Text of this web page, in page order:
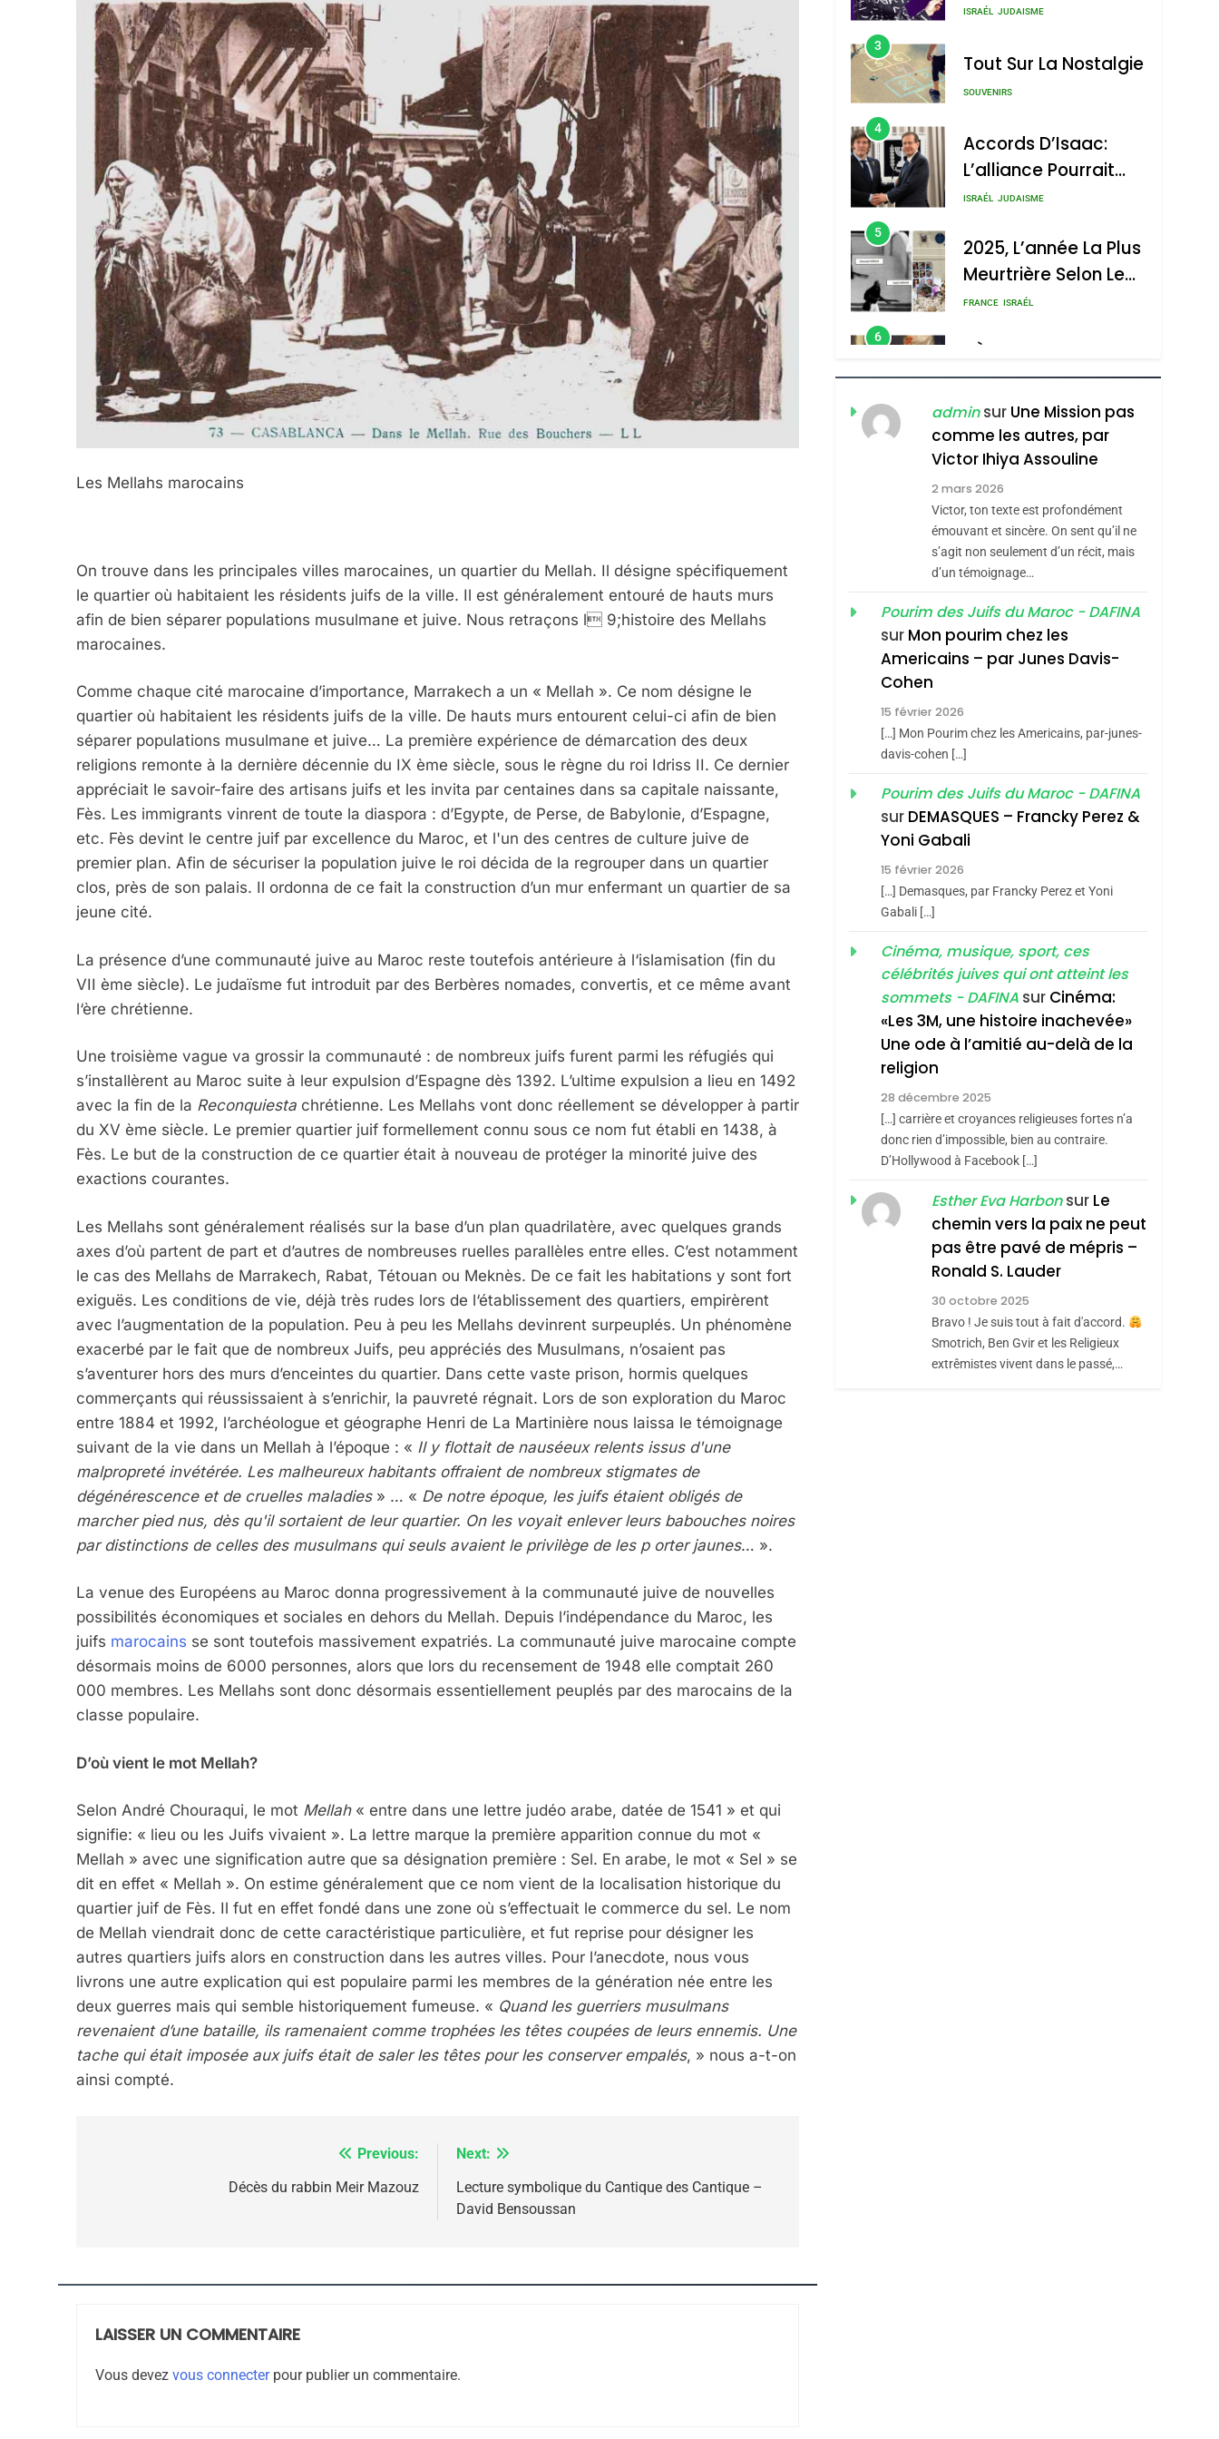
Les Mellahs marocains
On trouve dans les principales villes marocaines, un quartier du Mellah. Il désigne spécifiquement
le quartier où habitaient les résidents juifs de la ville. Il est généralement entouré de hauts murs
afin de bien séparer populations musulmane et juive. Nous retraçons l 9;histoire des Mellahs
marocaines.
Comme chaque cité marocaine d’importance, Marrakech a un « Mellah ». Ce nom désigne le
quartier où habitaient les résidents juifs de la ville. De hauts murs entourent celui-ci afin de bien
séparer populations musulmane et juive… La première expérience de démarcation des deux
religions remonte à la dernière décennie du IX ème siècle, sous le règne du roi Idriss II. Ce dernier
appréciait le savoir-faire des artisans juifs et les invita par centaines dans sa capitale naissante,
Fès. Les immigrants vinrent de toute la diaspora : d’Egypte, de Perse, de Babylonie, d’Espagne,
etc. Fès devint le centre juif par excellence du Maroc, et l'un des centres de culture juive de
premier plan. Afin de sécuriser la population juive le roi décida de la regrouper dans un quartier
clos, près de son palais. Il ordonna de ce fait la construction d’un mur enfermant un quartier de sa
jeune cité.
La présence d’une communauté juive au Maroc reste toutefois antérieure à l‘islamisation (fin du
VII ème siècle). Le judaïsme fut introduit par des Berbères nomades, convertis, et ce même avant
l‘ère chrétienne.
Une troisième vague va grossir la communauté : de nombreux juifs furent parmi les réfugiés qui
s’installèrent au Maroc suite à leur expulsion d’Espagne dès 1392. L’ultime expulsion a lieu en 1492
avec la fin de la Reconquiesta chrétienne. Les Mellahs vont donc réellement se développer à partir
du XV ème siècle. Le premier quartier juif formellement connu sous ce nom fut établi en 1438, à
Fès. Le but de la construction de ce quartier était à nouveau de protéger la minorité juive des
exactions courantes.
Les Mellahs sont généralement réalisés sur la base d’un plan quadrilatère, avec quelques grands
axes d’où partent de part et d’autres de nombreuses ruelles parallèles entre elles. C’est notamment
le cas des Mellahs de Marrakech, Rabat, Tétouan ou Meknès. De ce fait les habitations y sont fort
exiguës. Les conditions de vie, déjà très rudes lors de l‘établissement des quartiers, empirèrent
avec l’augmentation de la population. Peu à peu les Mellahs devinrent surpeuplés. Un phénomène
exacerbé par le fait que de nombreux Juifs, peu appréciés des Musulmans, n’osaient pas
s’aventurer hors des murs d’enceintes du quartier. Dans cette vaste prison, hormis quelques
commerçants qui réussissaient à s’enrichir, la pauvreté régnait. Lors de son exploration du Maroc
entre 1884 et 1992, l’archéologue et géographe Henri de La Martinière nous laissa le témoignage
suivant de la vie dans un Mellah à l’époque : « Il y flottait de nauséeux relents issus d'une
malpropreté invétérée. Les malheureux habitants offraient de nombreux stigmates de
dégénérescence et de cruelles maladies» … « De notre époque, les juifs étaient obligés de
marcher pied nus, dès qu'il sortaient de leur quartier. On les voyait enlever leurs babouches noires
par distinctions de celles des musulmans qui seuls avaient le privilège de les p orter jaunes… ».
La venue des Européens au Maroc donna progressivement à la communauté juive de nouvelles
possibilités économiques et sociales en dehors du Mellah. Depuis l’indépendance du Maroc, les
juifs marocains se sont toutefois massivement expatriés. La communauté juive marocaine compte
désormais moins de 6000 personnes, alors que lors du recensement de 1948 elle comptait 260
000 membres. Les Mellahs sont donc désormais essentiellement peuplés par des marocains de la
classe populaire.
D’où vient le mot Mellah?
Selon André Chouraqui, le mot Mellah« entre dans une lettre judéo arabe, datée de 1541 » et qui
signifie: « lieu ou les Juifs vivaient ». La lettre marque la première apparition connue du mot «
Mellah » avec une signification autre que sa désignation première : Sel. En arabe, le mot « Sel » se
dit en effet « Mellah ». On estime généralement que ce nom vient de la localisation historique du
quartier juif de Fès. Il fut en effet fondé dans une zone où s’effectuait le commerce du sel. Le nom
de Mellah viendrait donc de cette caractéristique particulière, et fut reprise pour désigner les
autres quartiers juifs alors en construction dans les autres villes. Pour l’anecdote, nous vous
livrons une autre explication qui est populaire parmi les membres de la génération née entre les
deux guerres mais qui semble historiquement fumeuse. « Quand les guerriers musulmans
revenaient d’une bataille, ils ramenaient comme trophées les têtes coupées de leurs ennemis. Une
tache qui était imposée aux juifs était de saler les têtes pour les conserver empalés, » nous a-t-on
ainsi compté.
Previous:
Décès du rabbin Meir Mazouz
Next:
Lecture symbolique du Cantique des Cantique –
David Bensoussan
LAISSER UN COMMENTAIRE
Vous devez vous connecterpour publier un commentaire.
Nouvelle Chanson De
ISRAÉL JUDAISME
3
Tout Sur La Nostalgie
SOUVENIRS
4
Accords D’Isaac:
L’alliance Pourrait
S’étendre À 13 Pays
ISRAÉL JUDAISME
5
2025, L’année La Plus
Meurtrière Selon Le
Rapport D’ADL
FRANCE ISRAÉL
6
FIÈRE, DIGNE ET
RÉSILIENTE :
POURQUOI JE
REVENDIQUE MA
JUDAÏTE Par Thérèse
Zrihen-Dvir
ISRAÉL JUDAISME
CE QUI NOUS
MANQUE – Jacques
Hadida
JUDAISME
Maroc : Les Amandes
De Tafraout, Le Miel
De Tadla Azilal
Consacrés Produits
Du Terroir
DAFINA MAROC
Oeil Ravageur –
2
Dis Guerre»: La
Nouvelle Chanson De
Boy George
ISRAÉL JUDAISME
Accords D’Isaac:
L’alliance Pourrait
S’étendre À 13 Pays
D’Amérique Latine
ISRAÉL JUDAISME
5
Meurtrière Selon Le
Rapport D’ADL
Contre
L’antisémitisme
FRANCE ISRAÉL
FIÈRE, DIGNE ET
RÉSILIENTE :
POURQUOI JE
REVENDIQUE MA
JUDAÏTE Par Thérèse
Zrihen-Dvir
ISRAÉL JUDAISME
CE QUI NOUS
MANQUE – Jacques
Hadida
JUDAISME
Maroc : Les Amandes
adminsur Une Mission pas
comme les autres, par
Victor Ihiya Assouline
2 mars 2026
Victor, ton texte est profondément
émouvant et sincère. On sent qu’il ne
s’agit non seulement d’un récit, mais
d’un témoignage…
Pourim des Juifs du Maroc - DAFINA
sur Mon pourim chez les
Americains – par Junes Davis-
Cohen
15 février 2026
[…] Mon Pourim chez les Americains, par-junes-
davis-cohen […]
Pourim des Juifs du Maroc - DAFINA
sur DEMASQUES – Francky Perez &
Yoni Gabali
15 février 2026
[…] Demasques, par Francky Perez et Yoni
Gabali […]
Cinéma, musique, sport, ces
célébrités juives qui ont atteint les
sommets - DAFINA sur Cinéma:
«Les 3M, une histoire inachevée»
Une ode à l’amitié au-delà de la
religion
28 décembre 2025
[…] carrière et croyances religieuses fortes n’a
donc rien d’impossible, bien au contraire.
D’Hollywood à Facebook […]
Esther Eva Harbonsur Le
chemin vers la paix ne peut
pas être pavé de mépris –
Ronald S. Lauder
30 octobre 2025
Bravo ! Je suis tout à fait d'accord.
Smotrich, Ben Gvir et les Religieux
extrêmistes vivent dans le passé,…
FRANCE
6
FIÈRE, DIGNE ET RÉSILIENTE : POURQUOI JE REVENDIQUE MA JUDAÏTE Par Thérèse Zrihen-
Dvir
ISRAÉL JUDAISME
CE QUI NOUS MANQUE – Jacques Hadida